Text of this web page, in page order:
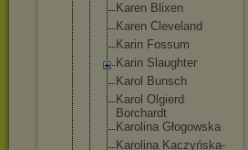
Karen Blixen
Karen Cleveland
Karin Fossum
Karin Slaughter
Karol Bunsch
Karol Olgierd
Borchardt
Karolina Głogowska
Karolina Kaczyńska-